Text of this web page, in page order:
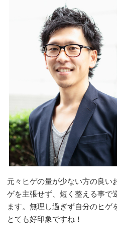
元々ヒゲの量が少ない方の良い
ゲを主張せず、短く整える事で
ます。無理し過ぎず自分のヒ
とても好印象ですね！